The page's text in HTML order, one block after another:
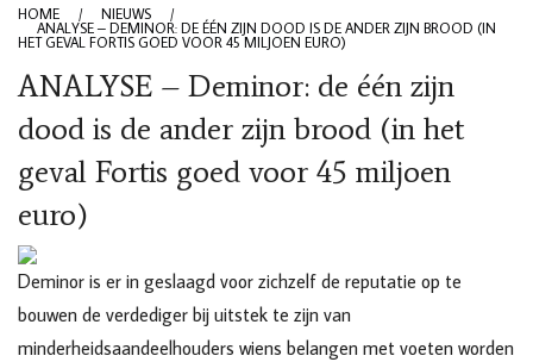
HOME / NIEUWS
/
ANALYSE – DEMINOR: DE ÉÉN ZIJN DOOD IS DE ANDER ZIJN BROOD (IN
HET GEVAL FORTIS GOED VOOR 45 MILJOEN EURO)
ANALYSE – Deminor: de één zijn
dood is de ander zijn brood (in het
geval Fortis goed voor 45 miljoen
euro)
Deminor is er in geslaagd voor zichzelf de reputatie op te
bouwen de verdediger bij uitstek te zijn van
minderheidsaandeelhouders wiens belangen met voeten worden